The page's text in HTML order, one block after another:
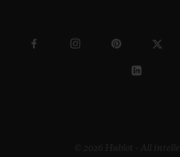
© 2026 Hublot - All